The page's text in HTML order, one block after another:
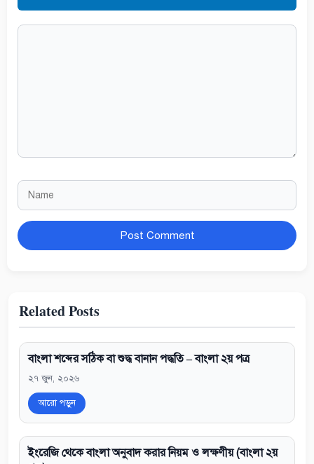
Comment
Name
Website
Related Posts
বাংলা শব্দের সঠিক বা শুদ্ধ বানান পদ্ধতি – বাংলা ২য় পত্র
২৭ জুন, ২০২৬
আরো পড়ুন
ইংরেজি থেকে বাংলা অনুবাদ করার নিয়ম ও লক্ষণীয় (বাংলা ২য়